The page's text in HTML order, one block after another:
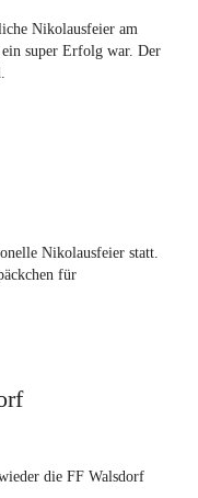
Nikolausfeier am
ein super Erfolg war. Der
Nikolausfeier statt.
für
die FF Walsdorf